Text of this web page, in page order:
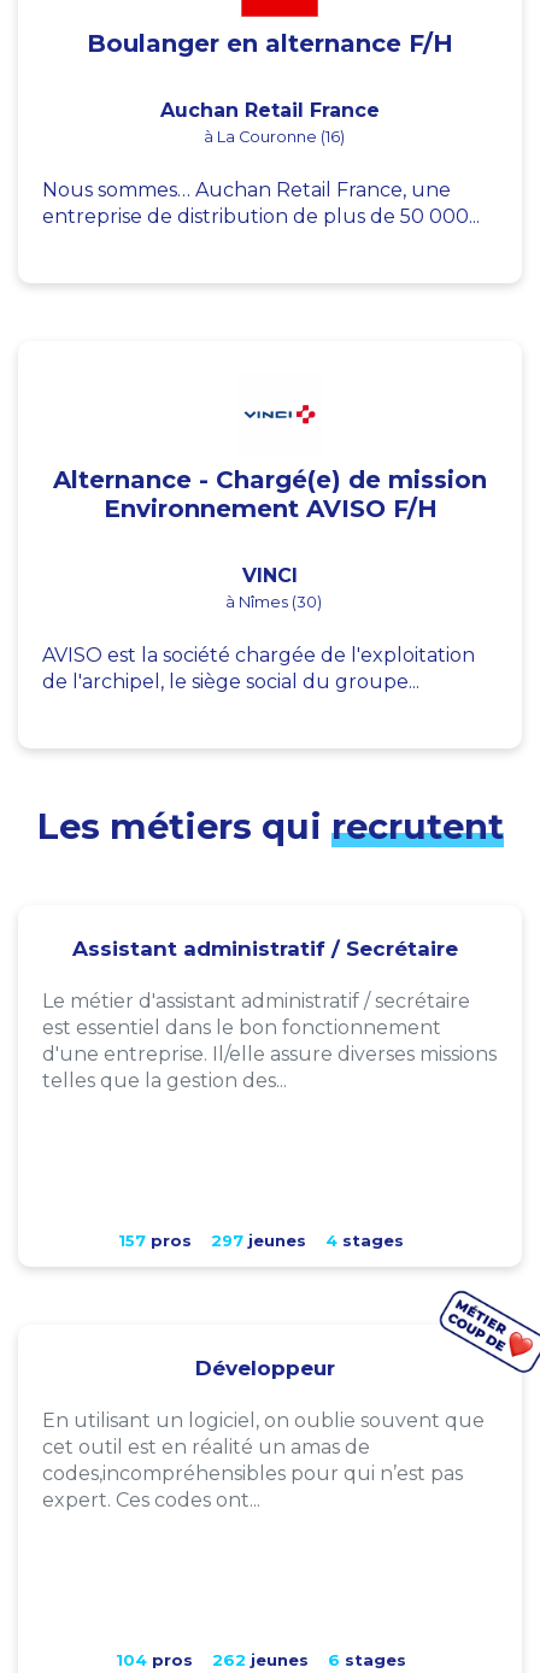
Boulanger en alternance F/H
Auchan Retail France
à La Couronne (16)
Nous sommes… Auchan Retail France, une
entreprise de distribution de plus de 50 000...
Alternance - Chargé(e) de mission
Environnement AVISO F/H
VINCI
à Nîmes (30)
AVISO est la société chargée de l'exploitation
de l'archipel, le siège social du groupe...
Les métiers qui recrutent
Assistant administratif / Secrétaire
Le métier d'assistant administratif / secrétaire
est essentiel dans le bon fonctionnement
d'une entreprise. Il/elle assure diverses missions
telles que la gestion des...
157pros 297jeunes 4stages
Développeur
En utilisant un logiciel, on oublie souvent que
cet outil est en réalité un amas de
codes,incompréhensibles pour qui n’est pas
expert. Ces codes ont...
104pros 262 jeunes 6 stages